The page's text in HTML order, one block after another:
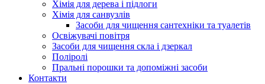
Хімія для дерева і підлоги
Хімія для санвузлів
Засоби для чищення сантехніки та туалетів
Освіжувачі повітря
Засоби для чищення скла і дзеркал
Поліролі
Пральні порошки та допоміжні засоби
Контакти